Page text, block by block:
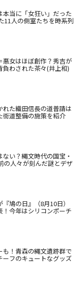
本当に「女狂い」だった
11人の側室たちを時系列
悪女はほぼ創作？秀吉が
わされた茶々(井上和)
れた織田信長の道普請は
街道整備の施策を紹介
い？縄文時代の国宝・
の人々が刻んだ謎とデザ
鳩の日』（8月10日）
！今年はシリコンポーチ
！青森の縄文遺跡群で
フのキュートなグッズ